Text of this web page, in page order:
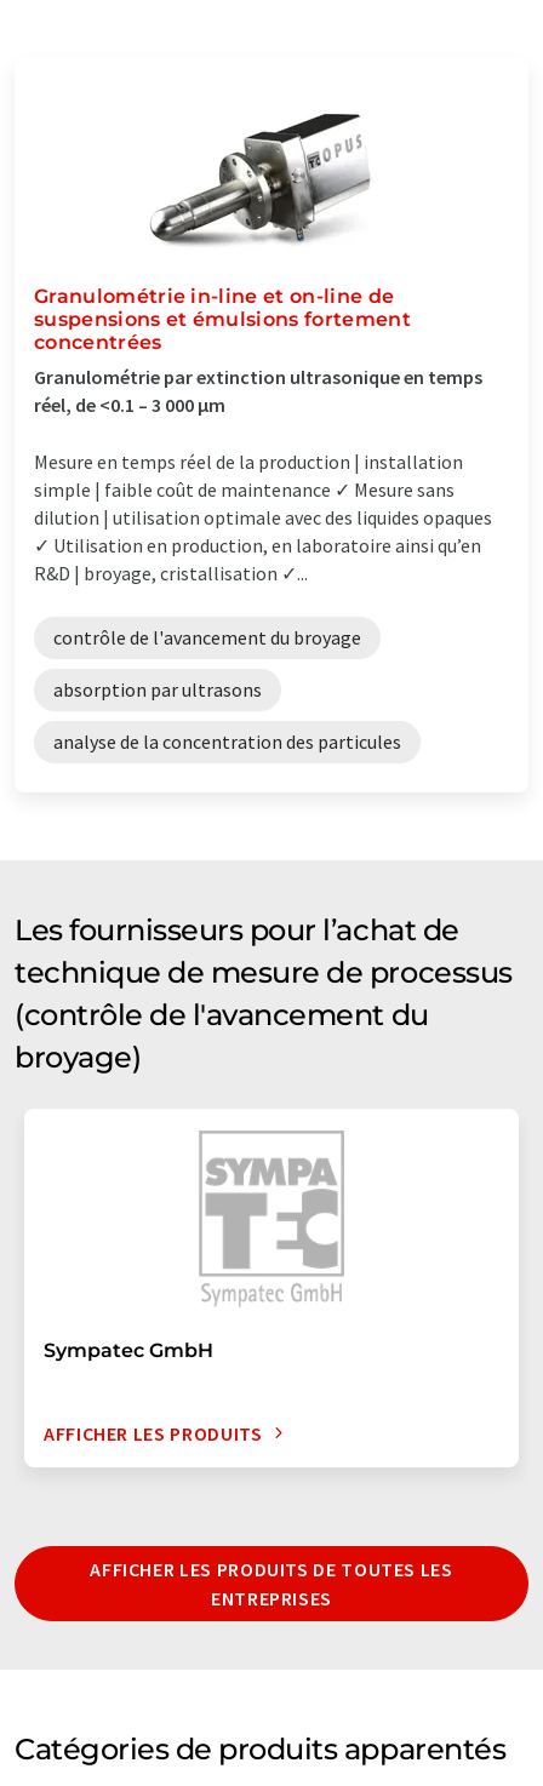
Granulométrie in-line et on-line de
suspensions et émulsions fortement
concentrées
Granulométrie par extinction ultrasonique en temps
réel, de <0.1 – 3 000 µm
Mesure en temps réel de la production | installation
simple | faible coût de maintenance ✓ Mesure sans
dilution | utilisation optimale avec des liquides opaques
✓ Utilisation en production, en laboratoire ainsi qu’en
R&D | broyage, cristallisation ✓...
contrôle de l'avancement du broyage
absorption par ultrasons
analyse de la concentration des particules
Les fournisseurs pour l’achat de
technique de mesure de processus
(contrôle de l'avancement du
broyage)
Sympatec GmbH
AFFICHER LES PRODUITS
AFFICHER LES PRODUITS DE TOUTES LES
ENTREPRISES
Catégories de produits apparentés